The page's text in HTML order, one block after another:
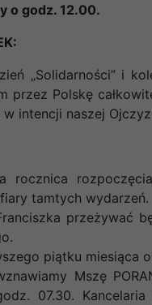
o godz. 12.00.
„Solidarności” i
przez Polskę
intencji naszej
rocznica
tamtych wydarzeń.
przeżywać
piątku miesiąca
Mszę
07.30.